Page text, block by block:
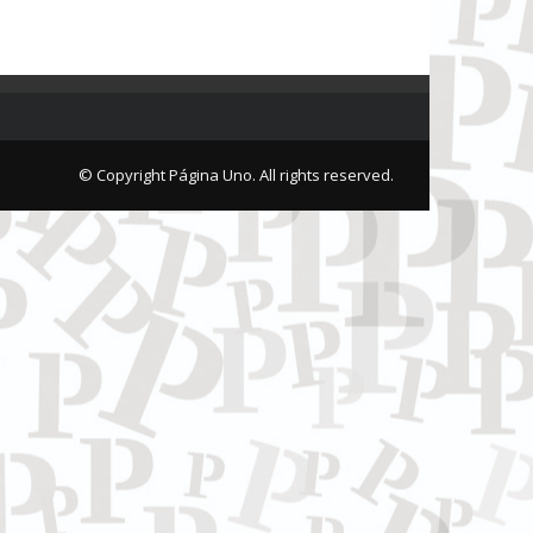
© Copyright Página Uno. All rights reserved.